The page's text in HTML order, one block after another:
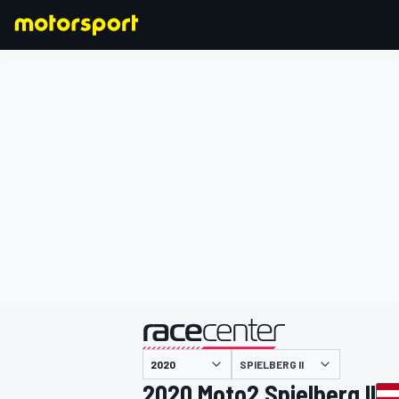
主催
SPIELBERG II